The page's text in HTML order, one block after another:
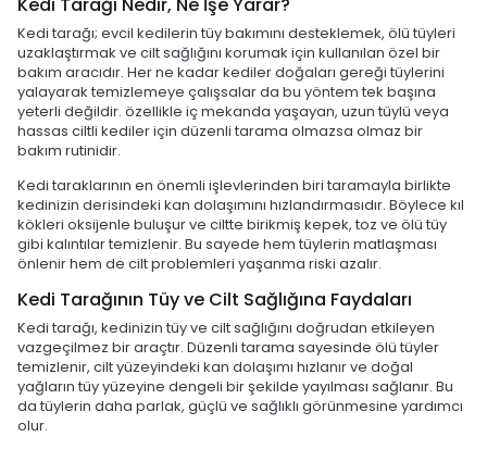
Kedi tarağı; evcil kedilerin tüy bakımını desteklemek, ölü tüyleri
uzaklaştırmak ve cilt sağlığını korumak için kullanılan özel bir
bakım aracıdır. Her ne kadar kediler doğaları gereği tüylerini
yalayarak temizlemeye çalışsalar da bu yöntem tek başına
yeterli değildir. özellikle iç mekanda yaşayan, uzun tüylü veya
hassas ciltli kediler için düzenli tarama olmazsa olmaz bir
bakım rutinidir.
Kedi taraklarının en önemli işlevlerinden biri taramayla birlikte
kedinizin derisindeki kan dolaşımını hızlandırmasıdır. Böylece kıl
kökleri oksijenle buluşur ve ciltte birikmiş kepek, toz ve ölü tüy
gibi kalıntılar temizlenir. Bu sayede hem tüylerin matlaşması
önlenir hem de cilt problemleri yaşanma riski azalır.
Kedi Tarağının Tüy ve Cilt Sağlığına Faydaları
Kedi tarağı, kedinizin tüy ve cilt sağlığını doğrudan etkileyen
vazgeçilmez bir araçtır. Düzenli tarama sayesinde ölü tüyler
temizlenir, cilt yüzeyindeki kan dolaşımı hızlanır ve doğal
yağların tüy yüzeyine dengeli bir şekilde yayılması sağlanır. Bu
da tüylerin daha parlak, güçlü ve sağlıklı görünmesine yardımcı
olur.